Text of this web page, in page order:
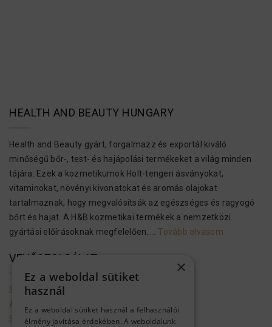
HEALTH AND BEAUTY HUNGARY
Health and Beauty gyárt, forgalmazz és exportál kiváló
minőségű bőr-, test- és hajápolási termékeket a világ minden
tájára. Ezek a kozmetikumok Holt-tengeri ásványokat,
vitaminokat, növényi kivonatokat és aromás olajokat
tartalmaznak, hogy megvalósítsák az egészséges és ragyogó
bőrt és hajat. A H&B kozmetikai termékek a nemzetközi
gyártási előírásoknak megfelelően….. Tovább olvasom
VEVŐSZOLGÁLAT
Szolgáltató adatai
Általános szerződési feltételek
Szállítási feltételek
×
Ez a weboldal sütiket
használ
Ez a weboldal sütiket használ a felhasználói
élmény javítása érdekében. A weboldalunk